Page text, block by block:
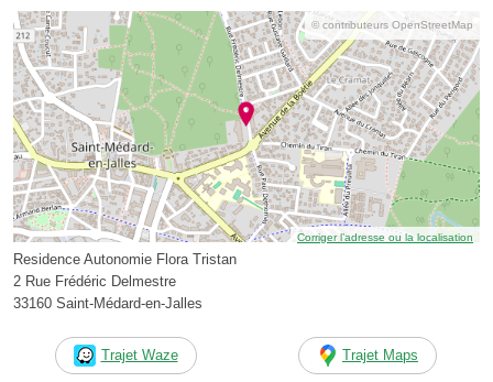
© contributeurs OpenStreetMap
Corriger l’adresse ou la localisation
Residence Autonomie Flora Tristan
2 Rue Frédéric Delmestre
33160 Saint-Médard-en-Jalles
Trajet Waze Trajet Maps